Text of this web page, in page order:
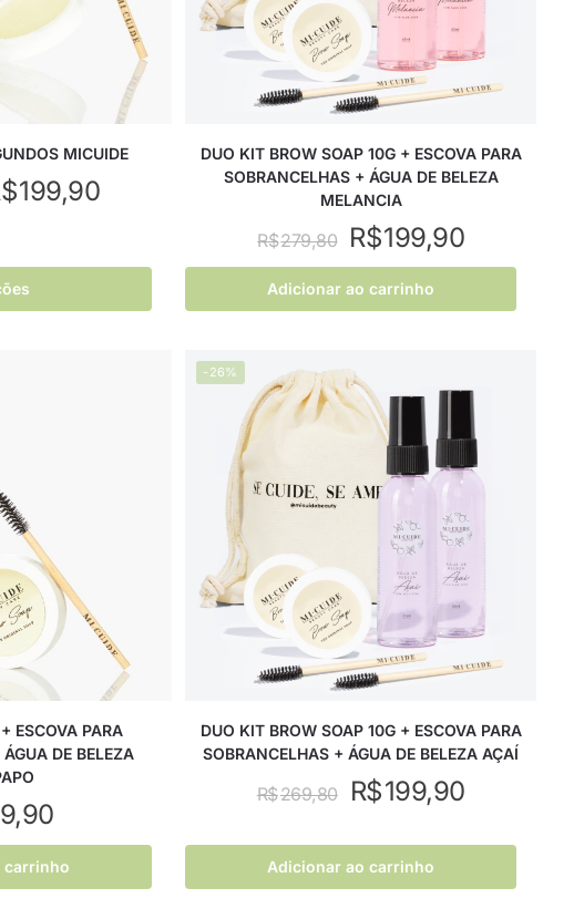
MICUIDE
199,90
DUO KIT BROW SOAP 10G + ESCOVA PARA
SOBRANCELHAS + ÁGUA DE BELEZA
MELANCIA
R$279,80 R$199,90
Adicionar ao carrinho
ESCOVA PARA
DE BELEZA
carrinho
-26%
DUO KIT BROW SOAP 10G + ESCOVA PARA
SOBRANCELHAS + ÁGUA DE BELEZA AÇAÍ
R$269,80 R$199,90
Adicionar ao carrinho